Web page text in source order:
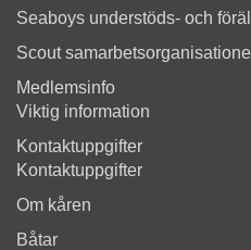
Seaboys understöds- och
Scout
Medlemsinfo
Viktig information
Kontaktuppgifter
Kontaktuppgifter
Om kåren
Båtar